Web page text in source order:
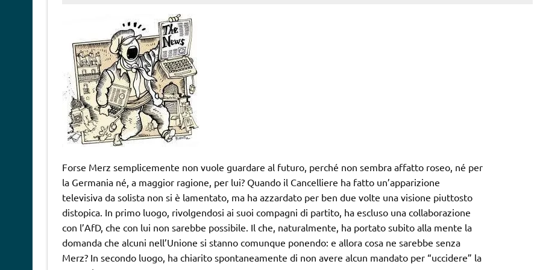
Forse Merz semplicemente non vuole guardare al futuro, perché non sembra affatto roseo, né per
la Germania né, a maggior ragione, per lui? Quando il Cancelliere ha fatto un’apparizione
televisiva da solista non si è lamentato, ma ha azzardato per ben due volte una visione piuttosto
distopica. In primo luogo, rivolgendosi ai suoi compagni di partito, ha escluso una collaborazione
con l’AfD, che con lui non sarebbe possibile. Il che, naturalmente, ha portato subito alla mente la
domanda che alcuni nell’Unione si stanno comunque ponendo: e allora cosa ne sarebbe senza
Merz? In secondo luogo, ha chiarito spontaneamente di non avere alcun mandato per “uccidere” la